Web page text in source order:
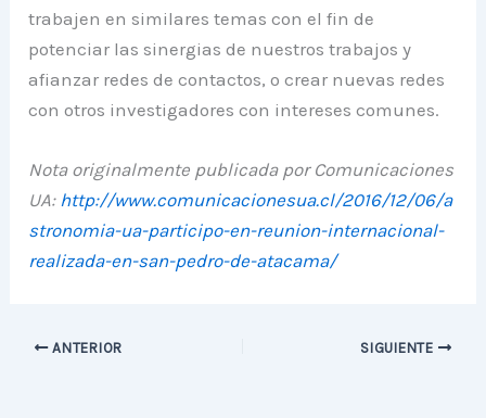
trabajen en similares temas con el fin de
potenciar las sinergias de nuestros trabajos y
afianzar redes de contactos, o crear nuevas redes
con otros investigadores con intereses comunes.
Nota originalmente publicada por Comunicaciones
UA: http://www.comunicacionesua.cl/2016/12/06/a
stronomia-ua-participo-en-reunion-internacional-
realizada-en-san-pedro-de-atacama/
ANTERIOR SIGUIENTE